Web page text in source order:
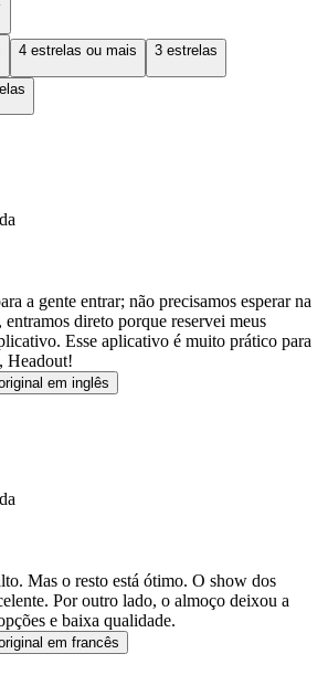
4 estrelas ou mais 3 estrelas
a gente entrar; não precisamos esperar na
direto porque reservei meus
Esse aplicativo é muito prático para
Headout!
em inglês
Mas o resto está ótimo. O show dos
Por outro lado, o almoço deixou a
e baixa qualidade.
em francês